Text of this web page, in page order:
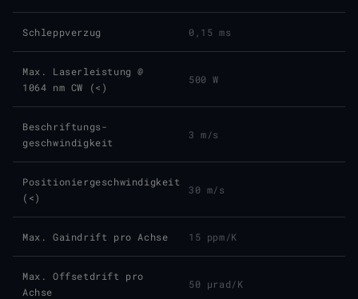
Schleppverzug 0,15 ms
Max. Laserleistung @
1064 nm CW (<)
500 W
Beschriftungs­
geschwindigkeit
3 m/s
Positioniergeschwindigkeit
(<)
30 m/s
Max. Gaindrift pro Achse 15 ppm/K
Max. Offsetdrift pro
Achse
50 µrad/K